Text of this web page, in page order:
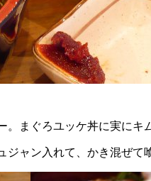
まぐろユッケ丼に実にキ
ャン入れて、かき混ぜて